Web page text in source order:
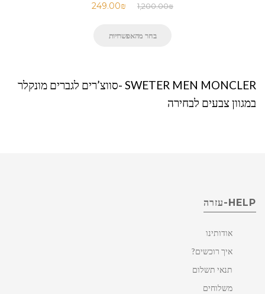
1,200.00₪
249.00₪
בחר מהאפשרויות
SWETER MEN MONCLER -סווצ’רים לגברים מונקלר
במגוון צבעים לבחירה
HELP-עזרה
אודותינו
איך רוכשים?
תנאי תשלום
משלוחים